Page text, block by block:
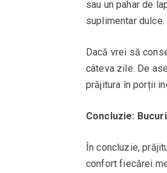
sau un pahar de
suplimentar dulce.
Dacă vrei să
câteva zile. De
prăjitura în porții
Concluzie:
În concluzie,
confort fiecărei